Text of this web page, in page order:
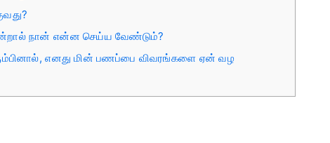
நான் என்ன செய்ய வேண்டும்?
எனது மின் பணப்பை விவரங்களை ஏன் வழ